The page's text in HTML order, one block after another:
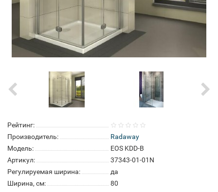
Рейтинг:
Производитель:
Radaway
Модель:
EOS KDD-B
Артикул:
37343-01-01N
Регулируемая ширина:
да
Ширина, см:
80